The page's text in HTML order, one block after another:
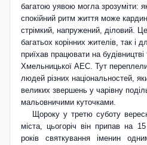
багатою уявою могла зрозуміти:
спокійний ритм життя може
стрімкий, напружений, діловий.
багатьох корінних жителів, так і
приїхав працювати на буді­вництві
Хмельницької АЕС. Тут
людей різних національностей,
великих звершень у чарівну
мальовничими куточками.
Щороку у третю суботу
міста, цьогоріч він припав на
років святкування іменин